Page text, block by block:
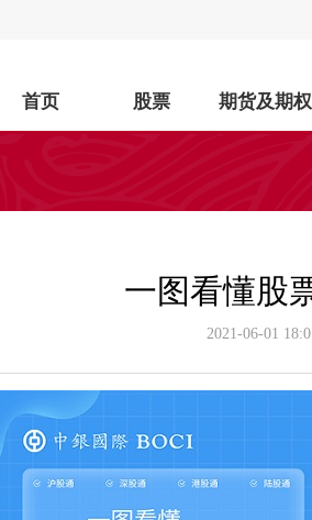
首页 股票 期货及期权
一图看懂股
2021-06-01